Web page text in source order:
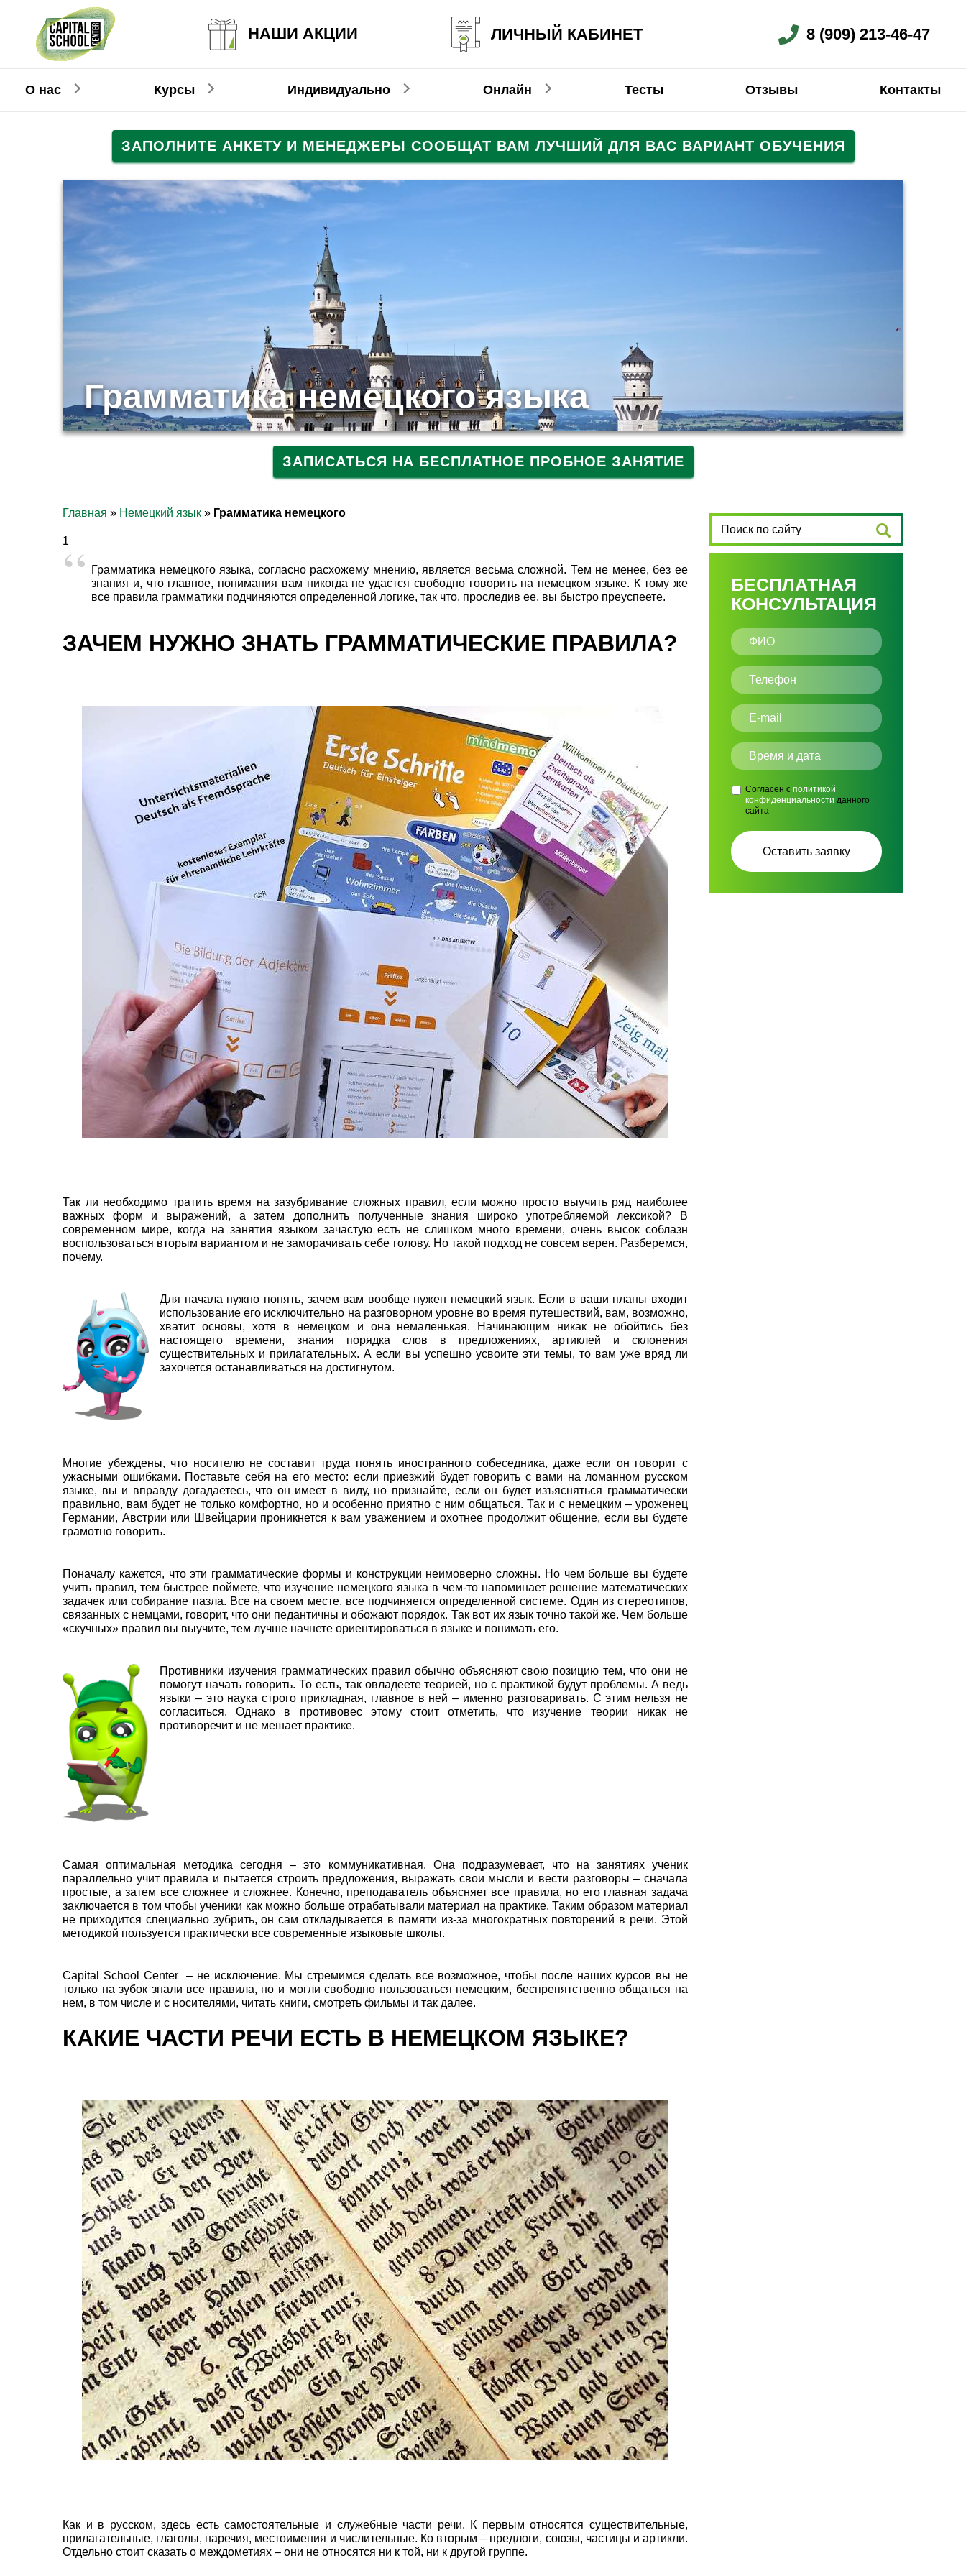
НАШИ АКЦИИ ЛИЧНЫЙ КАБИНЕТ 8 (909) 213-46-47
О нас Курсы Индивидуально Онлайн Тесты Отзывы Контакты
ЗАПОЛНИТЕ АНКЕТУ И МЕНЕДЖЕРЫ СООБЩАТ ВАМ ЛУЧШИЙ ДЛЯ ВАС ВАРИАНТ ОБУЧЕНИЯ
Грамматика немецкого языка
ЗАПИСАТЬСЯ НА БЕСПЛАТНОЕ ПРОБНОЕ ЗАНЯТИЕ
Главная » Немецкий язык » Грамматика немецкого
1
Грамматика немецкого языка, согласно расхожему мнению, является весьма сложной. Тем не менее, без ее
знания и, что главное, понимания вам никогда не удастся свободно говорить на немецком языке. К тому же
все правила грамматики подчиняются определенной логике, так что, проследив ее, вы быстро преуспеете.
ЗАЧЕМ НУЖНО ЗНАТЬ ГРАММАТИЧЕСКИЕ ПРАВИЛА?
Так ли необходимо тратить время на зазубривание сложных правил, если можно просто выучить ряд наиболее
важных форм и выражений, а затем дополнить полученные знания широко употребляемой лексикой? В
современном мире, когда на занятия языком зачастую есть не слишком много времени, очень высок соблазн
воспользоваться вторым вариантом и не заморачивать себе голову. Но такой подход не совсем верен. Разберемся,
почему.
Для начала нужно понять, зачем вам вообще нужен немецкий язык. Если в ваши планы входит
использование его исключительно на разговорном уровне во время путешествий, вам, возможно,
хватит основы, хотя в немецком и она немаленькая. Начинающим никак не обойтись без
настоящего времени, знания порядка слов в предложениях, артиклей и склонения
существительных и прилагательных. А если вы успешно усвоите эти темы, то вам уже вряд ли
захочется останавливаться на достигнутом.
Многие убеждены, что носителю не составит труда понять иностранного собеседника, даже если он говорит с
ужасными ошибками. Поставьте себя на его место: если приезжий будет говорить с вами на ломанном русском
языке, вы и вправду догадаетесь, что он имеет в виду, но признайте, если он будет изъясняться грамматически
правильно, вам будет не только комфортно, но и особенно приятно с ним общаться. Так и с немецким – уроженец
Германии, Австрии или Швейцарии проникнется к вам уважением и охотнее продолжит общение, если вы будете
грамотно говорить.
Поначалу кажется, что эти грамматические формы и конструкции неимоверно сложны. Но чем больше вы будете
учить правил, тем быстрее поймете, что изучение немецкого языка в чем-то напоминает решение математических
задачек или собирание пазла. Все на своем месте, все подчиняется определенной системе. Один из стереотипов,
связанных с немцами, говорит, что они педантичны и обожают порядок. Так вот их язык точно такой же. Чем больше
«скучных» правил вы выучите, тем лучше начнете ориентироваться в языке и понимать его.
Противники изучения грамматических правил обычно объясняют свою позицию тем, что они не
помогут начать говорить. То есть, так овладеете теорией, но с практикой будут проблемы. А ведь
языки – это наука строго прикладная, главное в ней – именно разговаривать. С этим нельзя не
согласиться. Однако в противовес этому стоит отметить, что изучение теории никак не
противоречит и не мешает практике.
Самая оптимальная методика сегодня – это коммуникативная. Она подразумевает, что на занятиях ученик
параллельно учит правила и пытается строить предложения, выражать свои мысли и вести разговоры – сначала
простые, а затем все сложнее и сложнее. Конечно, преподаватель объясняет все правила, но его главная задача
заключается в том чтобы ученики как можно больше отрабатывали материал на практике. Таким образом материал
не приходится специально зубрить, он сам откладывается в памяти из-за многократных повторений в речи. Этой
методикой пользуется практически все современные языковые школы.
Capital School Center – не исключение. Мы стремимся сделать все возможное, чтобы после наших курсов вы не
только на зубок знали все правила, но и могли свободно пользоваться немецким, беспрепятственно общаться на
нем, в том числе и с носителями, читать книги, смотреть фильмы и так далее.
КАКИЕ ЧАСТИ РЕЧИ ЕСТЬ В НЕМЕЦКОМ ЯЗЫКЕ?
Как и в русском, здесь есть самостоятельные и служебные части речи. К первым относятся существительные,
прилагательные, глаголы, наречия, местоимения и числительные. Ко вторым – предлоги, союзы, частицы и артикли.
Отдельно стоит сказать о междометиях – они не относятся ни к той, ни к другой группе.
БЕСПЛАТНАЯ
КОНСУЛЬТАЦИЯ
Согласен с политикой
конфиденциальности данного
сайта